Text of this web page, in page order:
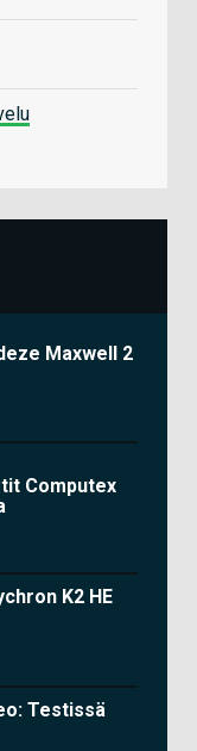
Maxwell 2
Computex
K2 HE
Testissä